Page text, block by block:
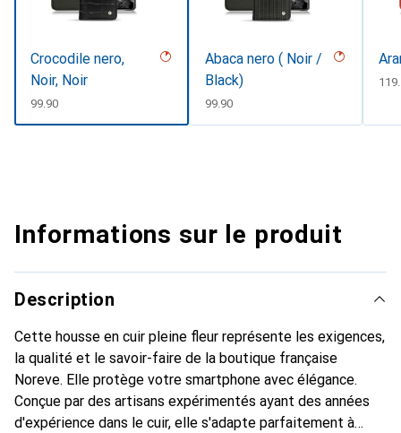
Crocodile nero,
Noir, Noir
CHF
99.90
Abaca nero ( Noir /
Black)
CHF
99.90
CHF
Informations sur le produit
Description
Cette housse en cuir pleine fleur représente les exigences,
la qualité et le savoir-faire de la boutique française
Noreve. Elle protège votre smartphone avec élégance.
Conçue par des artisans expérimentés ayant des années
d'expérience dans le cuir, elle s'adapte parfaitement à